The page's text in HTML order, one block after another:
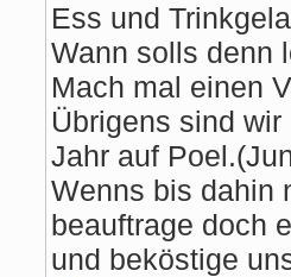
Ess und
Wann solls denn
Mach mal einen
Übrigens sind
Jahr auf
Wenns bis dahin
beauftrage doch
und beköstige